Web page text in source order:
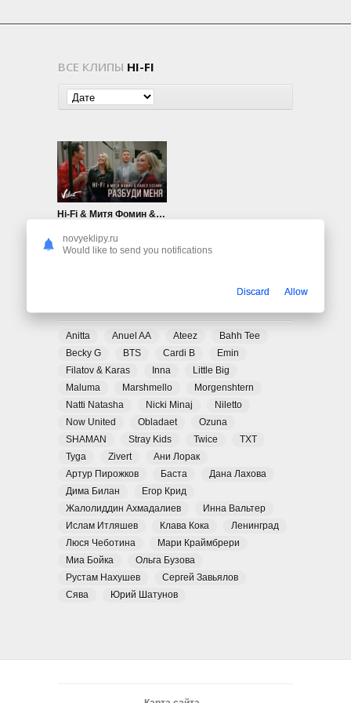
ВСЕ КЛИПЫ HI-FI
Hi-Fi & Митя Фомин & Павел Есенин — Разбуди меня
Anitta Anuel AA Ateez
Bahh Tee
Becky G
BTS Cardi B
Emin
Filatov & Karas
Inna
Little Big
Maluma
Marshmello
Morgenshtern
Natti Natasha
Nicki Minaj
Niletto
Now United
Obladaet
Ozuna
SHAMAN
Stray Kids Twice
TXT
Tyga
Zivert
Ани Лорак
Артур Пирожков
Баста
Дана Лахова
Дима Билан
Егор Крид
Жалолиддин Ахмадалиев
Инна Вальтер
Ислам Итляшев
Клава Кока
Ленинград
Люся Чеботина
Мари Краймбрери
Миа Бойка
Ольга Бузова
Рустам Нахушев
Сергей Завьялов
Сява
Юрий Шатунов
novyeklipy.ru
Would like to send you notifications
Discard Allow